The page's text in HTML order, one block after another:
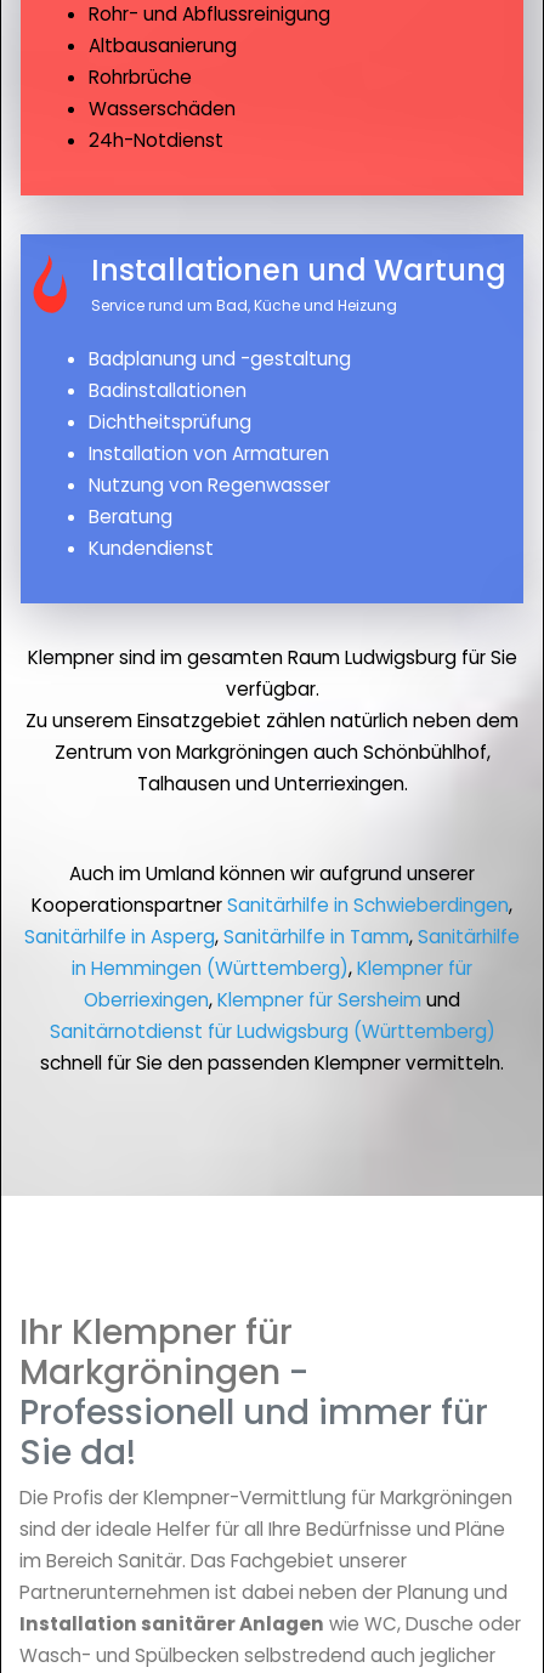
Rohr- und Abflussreinigung
Altbausanierung
Rohrbrüche
Wasserschäden
24h-Notdienst
Installationen und Wartung
Service rund um Bad, Küche und Heizung
Badplanung und -gestaltung
Badinstallationen
Dichtheitsprüfung
Installation von Armaturen
Nutzung von Regenwasser
Beratung
Kundendienst
Klempner sind im gesamten Raum Ludwigsburg für Sie
verfügbar.
Zu unserem Einsatzgebiet zählen natürlich neben dem
Zentrum von Markgröningen auch Schönbühlhof,
Talhausen und Unterriexingen.
Auch im Umland können wir aufgrund unserer
KooperationspartnerSanitärhilfe in Schwieberdingen,
Sanitärhilfe in Asperg,Sanitärhilfe in Tamm,Sanitärhilfe
in Hemmingen (Württemberg),Klempner für
Oberriexingen,Klempner für Sersheim und
Sanitärnotdienst für Ludwigsburg (Württemberg)
schnell für Sie den passenden Klempner vermitteln.
Ihr Klempner für
Markgröningen -
Professionell und immer für
Sie da!
Die Profis der Klempner-Vermittlung für Markgröningen
sind der ideale Helfer für all Ihre Bedürfnisse und Pläne
im Bereich Sanitär. Das Fachgebiet unserer
Partnerunternehmen ist dabei neben der Planung und
Installation sanitärer Anlagen wie WC, Dusche oder
Wasch- und Spülbecken selbstredend auch jeglicher